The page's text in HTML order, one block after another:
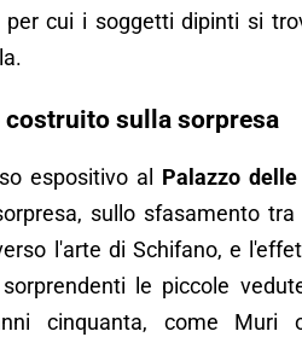
per cui i soggetti dipinti si
costruito sulla sorpresa
espositivo al Palazzo
sullo sfasamento
l'arte di Schifano, e
le piccole
cinquanta, come Muri